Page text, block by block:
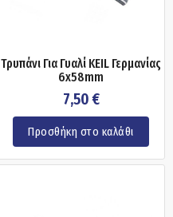
Τρυπάνι Για Γυαλί KEIL Γερμανίας
6x58mm
7,50€
Προσθήκη στο καλάθι